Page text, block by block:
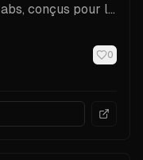
conçus pour la
0